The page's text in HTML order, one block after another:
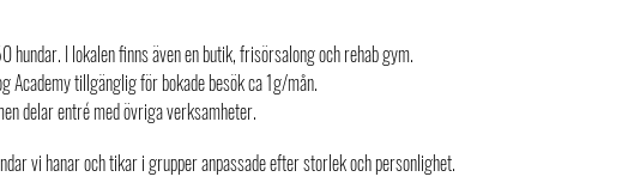
hundar. I lokalen finns även en butik, frisörsalong och rehab gym.
Academy tillgänglig för bokade besök ca 1g/mån.
delar entré med övriga verksamheter.
vi hanar och tikar i grupper anpassade efter storlek och personlighet.